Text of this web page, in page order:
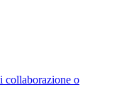
collaborazione o